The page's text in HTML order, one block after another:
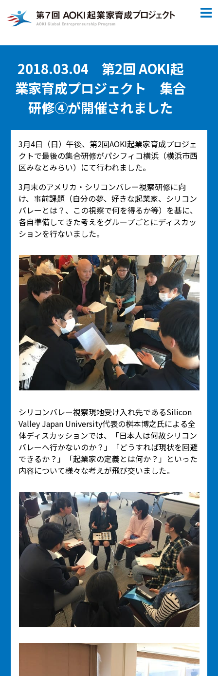
2018.03.04 第2回 AOKI起
業家育成プロジェクト 集合
研修④が開催されました
3月4日（日）午後、第2回AOKI起業家育成プロジェ
クトで最後の集合研修がパシフィコ横浜（横浜市西
区みなとみらい）にて行われました。
3月末のアメリカ・シリコンバレー視察研修に向
け、事前課題（自分の夢、好きな起業家、シリコン
バレーとは？、この視察で何を得るか等）を基に、
各自準備してきた考えをグループごとにディスカッ
ションを行ないました。
シリコンバレー視察現地受け入れ先であるSilicon
Valley Japan University代表の桝本博之氏による全
体ディスカッションでは、「日本人は何故シリコン
バレーへ行かないのか？」「どうすれば現状を回避
できるか？」「起業家の定義とは何か？」といった
内容について様々な考えが飛び交いました。